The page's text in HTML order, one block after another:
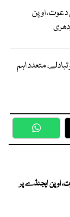
دعوت، اوپن
متعدد اہم
اوپن ایجنڈے پر